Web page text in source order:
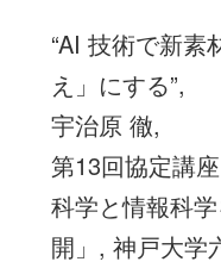
“AI 技術で新素
え」にする”,
宇治原 徹,
第13回協定講
科学と情報科
開」, 神戸大学